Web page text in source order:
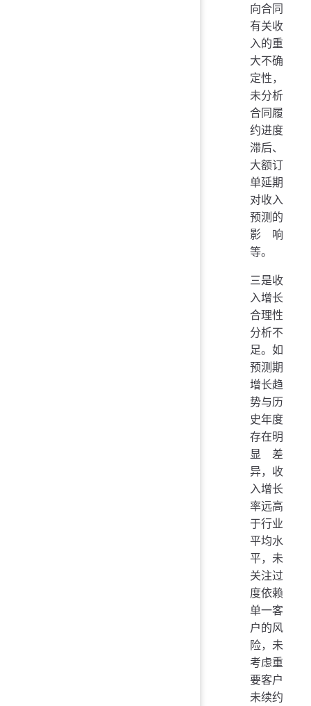
向合同
有关收
入的重
大不确
定性，
未分析
合同履
约进度
滞后、
大额订
单延期
对收入
预测的
影响
等。
三是收
入增长
合理性
分析不
足。如
预测期
增长趋
势与历
史年度
存在明
显差
异，收
入增长
率远高
于行业
平均水
平，未
关注过
度依赖
单一客
户的风
险，未
考虑重
要客户
未续约